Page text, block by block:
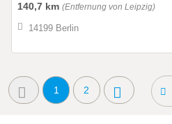
140,7 km (Entfernung von Leipzig)
14199 Berlin
1 2